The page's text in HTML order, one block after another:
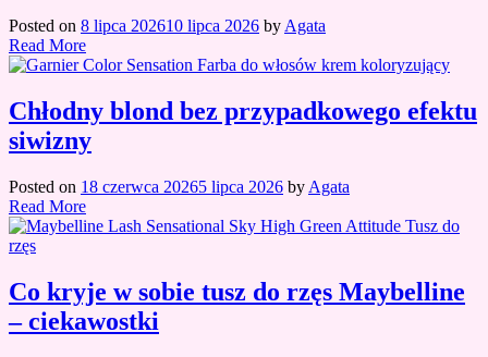
Posted on 8 lipca 202610 lipca 2026 byAgata
Read More
Chłodny blond bez przypadkowego efektu
siwizny
Posted on 18 czerwca 20265 lipca 2026 by Agata
Read More
Co kryje w sobie tusz do rzęs Maybelline
– ciekawostki